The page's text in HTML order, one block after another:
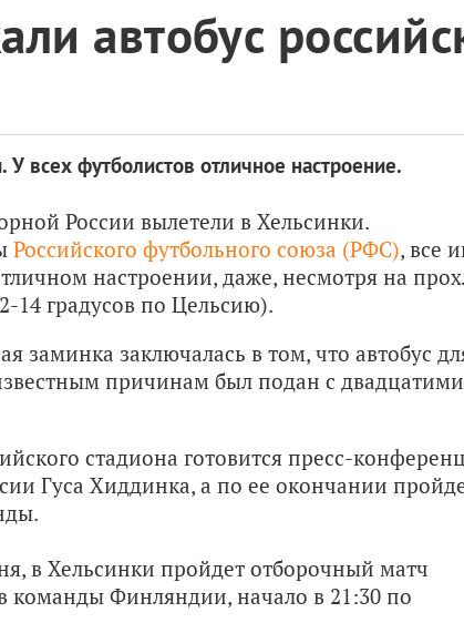
автобус
всех футболистов отличное настроение.
России вылетели в Хельсинки.
Российского футбольного союза (РФС), все
настроении, даже, несмотря на
14 градусов по Цельсию).
заминка заключалась в том, что автобус
причинам был подан с
стадиона готовится пресс-
Гуса Хиддинка, а по ее окончании
в Хельсинки пройдет отборочный матч
команды Финляндии, начало в 21:30 по